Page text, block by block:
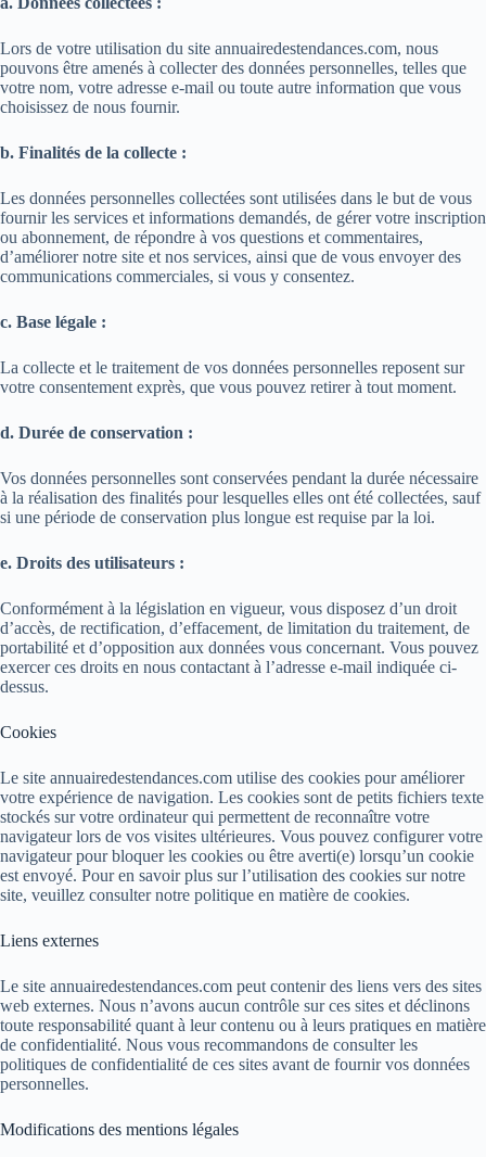
Lors de votre utilisation du site annuairedestendances.com, nous
pouvons être amenés à collecter des données personnelles, telles que
votre nom, votre adresse e-mail ou toute autre information que vous
choisissez de nous fournir.
b. Finalités de la collecte :
Les données personnelles collectées sont utilisées dans le but de vous
fournir les services et informations demandés, de gérer votre inscription
ou abonnement, de répondre à vos questions et commentaires,
d’améliorer notre site et nos services, ainsi que de vous envoyer des
communications commerciales, si vous y consentez.
c. Base légale :
La collecte et le traitement de vos données personnelles reposent sur
votre consentement exprès, que vous pouvez retirer à tout moment.
d. Durée de conservation :
Vos données personnelles sont conservées pendant la durée nécessaire
à la réalisation des finalités pour lesquelles elles ont été collectées, sauf
si une période de conservation plus longue est requise par la loi.
e. Droits des utilisateurs :
Conformément à la législation en vigueur, vous disposez d’un droit
d’accès, de rectification, d’effacement, de limitation du traitement, de
portabilité et d’opposition aux données vous concernant. Vous pouvez
exercer ces droits en nous contactant à l’adresse e-mail indiquée ci-
dessus.
Cookies
Le site annuairedestendances.com utilise des cookies pour améliorer
votre expérience de navigation. Les cookies sont de petits fichiers texte
stockés sur votre ordinateur qui permettent de reconnaître votre
navigateur lors de vos visites ultérieures. Vous pouvez configurer votre
navigateur pour bloquer les cookies ou être averti(e) lorsqu’un cookie
est envoyé. Pour en savoir plus sur l’utilisation des cookies sur notre
site, veuillez consulter notre politique en matière de cookies.
Liens externes
Le site annuairedestendances.com peut contenir des liens vers des sites
web externes. Nous n’avons aucun contrôle sur ces sites et déclinons
toute responsabilité quant à leur contenu ou à leurs pratiques en matière
de confidentialité. Nous vous recommandons de consulter les
politiques de confidentialité de ces sites avant de fournir vos données
personnelles.
Modifications des mentions légales